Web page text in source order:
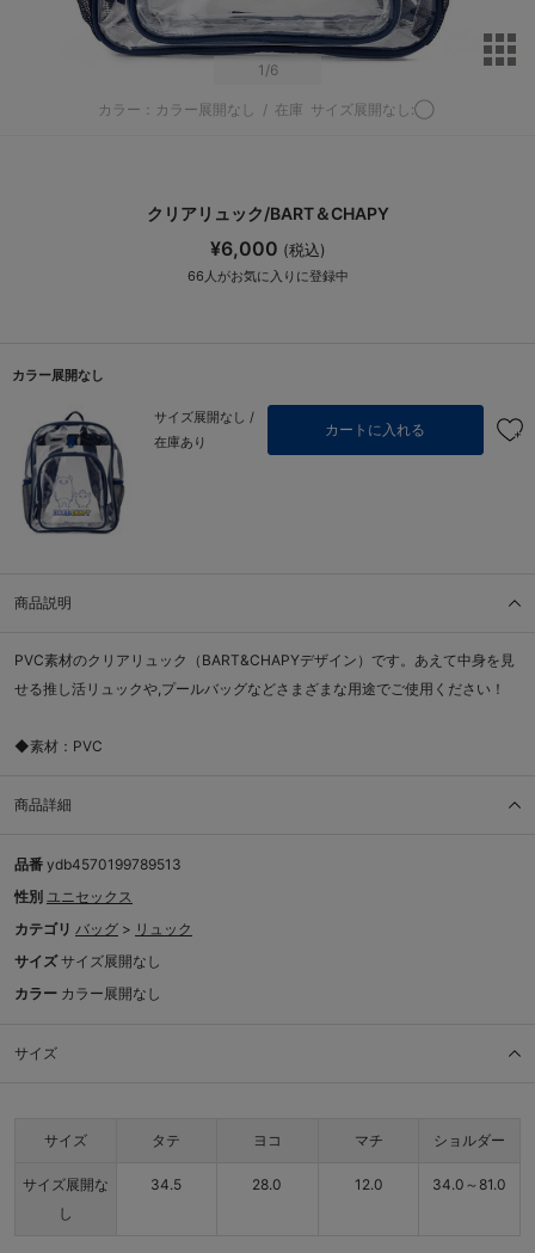
1 /6
カラー：カラー展開なし / 在庫 サイズ展開なし:◯
クリアリュック/BART＆CHAPY
¥6,000 (税込)
66 人がお気に入りに登録中
カラー展開なし
サイズ展開なし /
在庫あり
カートに入れる
商品説明
PVC素材のクリアリュック（BART&CHAPYデザイン）です。あえて中身を見
せる推し活リュックや,プールバッグなどさまざまな用途でご使用ください！
◆素材：PVC
商品詳細
品番 ydb4570199789513
性別 ユニセックス
カテゴリ バッグ > リュック
サイズ サイズ展開なし
カラー カラー展開なし
サイズ
サイズ タテ ヨコ マチ ショルダー
サイズ展開な
し
34.5 28.0 12.0 34.0～81.0